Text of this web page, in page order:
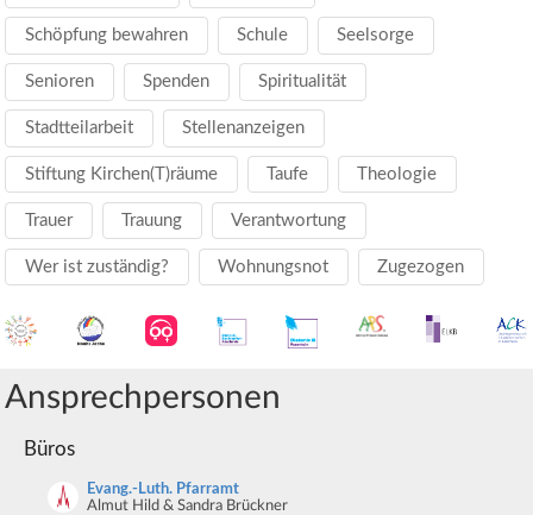
Schöpfung bewahren Schule Seelsorge
Senioren Spenden Spiritualität
Stadtteilarbeit Stellenanzeigen
Stiftung Kirchen(T)räume Taufe Theologie
Trauer Trauung Verantwortung
Wer ist zuständig? Wohnungsnot Zugezogen
Ansprechpersonen
Büros
Evang.-Luth. Pfarramt
Almut Hild & Sandra Brückner